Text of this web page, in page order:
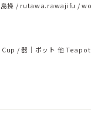
操 rutawa.rawajifu
Cup 器｜ポット 他